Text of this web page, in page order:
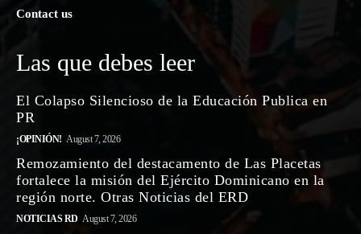
Contact us
Las que debes leer
El Colapso Silencioso de la Educación Publica en
PR
¡OPINIÓN! August 7, 2026
Remozamiento del destacamento de Las Placetas
fortalece la misión del Ejército Dominicano en la
región norte. Otras Noticias del ERD
NOTICIAS RD August 7, 2026